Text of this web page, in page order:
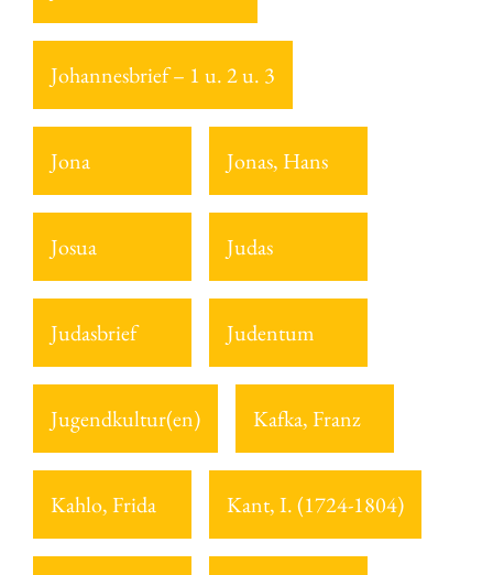
Johannesbrief – 1 u. 2 u. 3
Jona Jonas, Hans
Josua Judas
Judasbrief Judentum
Jugendkultur(en) Kafka, Franz
Kahlo, Frida Kant, I. (1724-1804)